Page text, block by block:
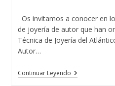
Os invitamos a conocer en
de joyería de autor que han
Técnica de Joyería del
Autor…
Continuar LeyendoExposición
De